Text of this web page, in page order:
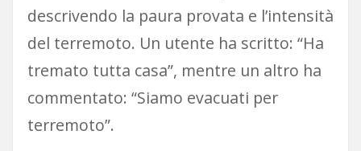
descrivendo la paura provata e l’intensità
del terremoto. Un utente ha scritto: “Ha
tremato tutta casa”, mentre un altro ha
commentato: “Siamo evacuati per
terremoto”.